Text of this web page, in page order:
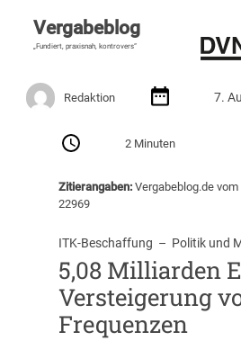
Vergabeblog
„Fundiert, praxisnah, kontrovers“
Redaktion 7.
2 Minuten
Zitierangaben:Vergabeblog.de vom
22969
ITK-Beschaffung
  –
Politik und
5,08 Milliarden
Versteigerung
Frequenzen